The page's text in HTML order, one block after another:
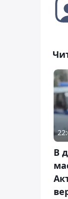
В